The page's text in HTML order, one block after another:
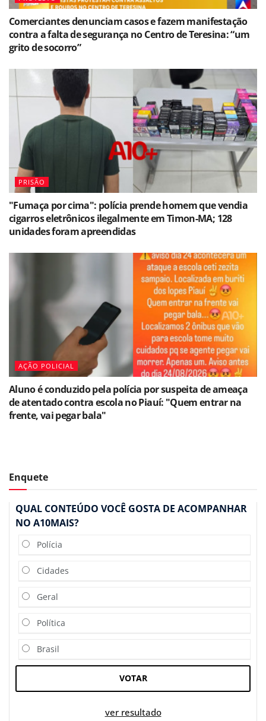
Comerciantes denunciam casos e fazem manifestação
contra a falta de segurança no Centro de Teresina: “um
grito de socorro”
PRISÃO
"Fumaça por cima": polícia prende homem que vendia
cigarros eletrônicos ilegalmente em Timon-MA; 128
unidades foram apreendidas
AÇÃO POLICIAL
Aluno é conduzido pela polícia por suspeita de ameaça
de atentado contra escola no Piauí: "Quem entrar na
frente, vai pegar bala"
Enquete
QUAL CONTEÚDO VOCÊ GOSTA DE ACOMPANHAR
NO A10MAIS?
Polícia
Cidades
Geral
Política
Brasil
VOTAR
ver resultado